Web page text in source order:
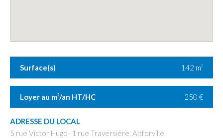
Surface(s) 142 m2
Loyer au m2/an HT/HC 250 €
ADRESSE DU LOCAL
5 rue Victor Hugo- 1 rue Traversière, Altforville